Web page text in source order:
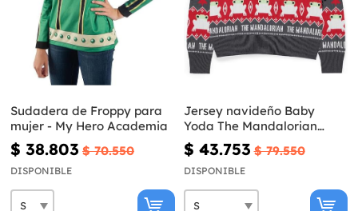
Sudadera de Froppy para
mujer - My Hero Academia
$ 38.803 $ 70.550
DISPONIBLE
Jersey navideño Baby
Yoda The Mandalorian
para hombre - Star Wars
$ 43.753 $ 79.550
DISPONIBLE